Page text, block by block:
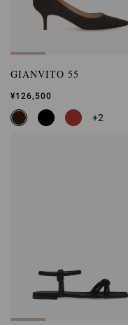
GIANVITO 55
¥126,500
+2